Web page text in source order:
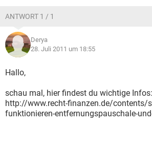
ANTWORT 1 / 1
Derya
28. Juli 2011 um 18:55
Hallo,
schau mal, hier findest du wichtige Infos:
http://www.recht-finanzen.de/contents/
funktionieren-entfernungspauschale-